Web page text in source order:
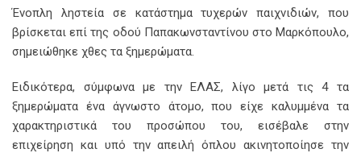
Ένοπλη ληστεία σε κατάστημα τυχερών παιχνιδιών, που
βρίσκεται επί της οδού Παπακωνσταντίνου στο Μαρκόπουλο,
σημειώθηκε χθες τα ξημερώματα.
Ειδικότερα, σύμφωνα με την ΕΛΑΣ, λίγο μετά τις 4 τα
ξημερώματα ένα άγνωστο άτομο, που είχε καλυμμένα τα
χαρακτηριστικά του προσώπου του, εισέβαλε στην
επιχείρηση και υπό την απειλή όπλου ακινητοποίησε την